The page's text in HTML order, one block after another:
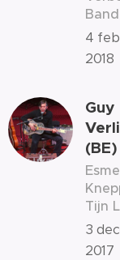
Band
4
2018
Guy
(BE)
Tijn
3
2017